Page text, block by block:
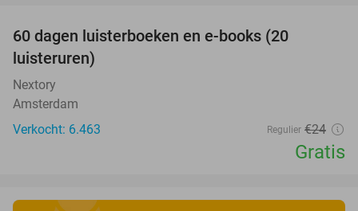
60 dagen luisterboeken en e-books (20
luisteruren)
Nextory
Amsterdam
Verkocht: 6.463
Regulier €24
Gratis